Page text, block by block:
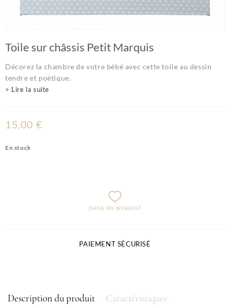
Toile sur châssis Petit Marquis
Décorez la chambre de votre bébé avec cette toile au dessin
tendre et poétique.
> Lire la suite
15,00 €
En stock
DANS MA WISHLIST
PAIEMENT SÉCURISÉ
Description du produit Caractéristiques